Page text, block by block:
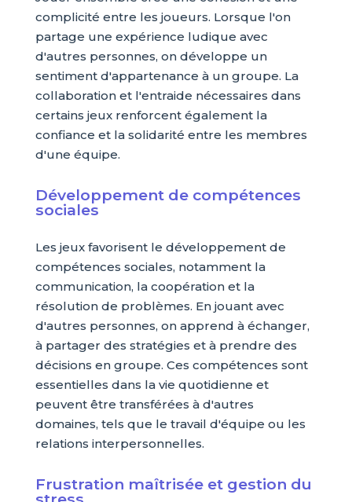
complicité entre les joueurs. Lorsque l'on
partage une expérience ludique avec
d'autres personnes, on développe un
sentiment d'appartenance à un groupe. La
collaboration et l'entraide nécessaires dans
certains jeux renforcent également la
confiance et la solidarité entre les membres
d'une équipe.
Développement de compétences
sociales
Les jeux favorisent le développement de
compétences sociales, notamment la
communication, la coopération et la
résolution de problèmes. En jouant avec
d'autres personnes, on apprend à échanger,
à partager des stratégies et à prendre des
décisions en groupe. Ces compétences sont
essentielles dans la vie quotidienne et
peuvent être transférées à d'autres
domaines, tels que le travail d'équipe ou les
relations interpersonnelles.
Frustration maîtrisée et gestion du